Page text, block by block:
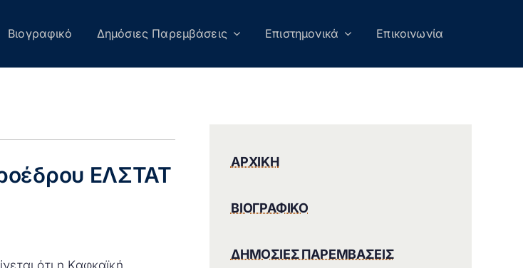
Βιογραφικό Δημόσιες Παρεμβάσεις Επιστημονικά Επικοινωνία
ΕΛΣΤΑΤ
ΑΡΧΙΚΗ
ΒΙΟΓΡΑΦΙΚΟ
ΔΗΜΟΣΙΕΣ ΠΑΡΕΜΒΑΣΕΙΣ